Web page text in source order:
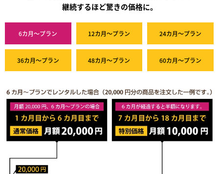
継続するほど驚きの価格に。
6カ月～プラン 12カ月～プラン 24カ月～プラン
36カ月～プラン 48カ月～プラン 60カ月～プラン